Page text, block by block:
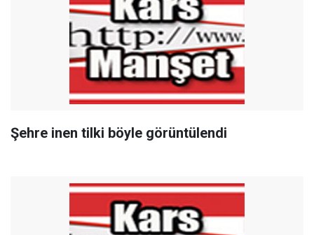
Şehre inen tilki böyle görüntülendi